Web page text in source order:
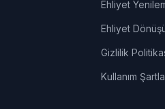
Ehliyet
Ehliyet
Gizlilik
Kullanım